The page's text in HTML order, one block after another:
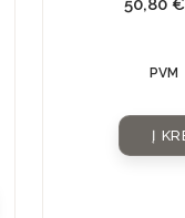
50,80 €
PVM
Į